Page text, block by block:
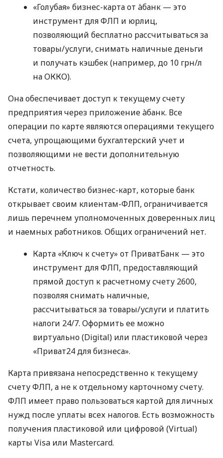
«Голубая» бизнес-карта от àбанк — это
инструмент для ФЛП и юрлиц,
позволяющий бесплатно рассчитываться за
товары/услуги, снимать наличные деньги
и получать кэшбек (например, до 10 грн/л
на ОККО).
Она обеспечивает доступ к текущему счету
предприятия через приложение àбанк. Все
операции по карте являются операциями текущего
счета, упрощающими бухгалтерский учет и
позволяющими не вести дополнительную
отчетность.
Кстати, количество бизнес-карт, которые банк
открывает своим клиентам-ФЛП, ограничивается
лишь перечнем уполномоченных доверенных лиц
и наемных работников. Общих ограничений нет.
Карта «Ключ к счету» от ПриватБанк — это
инструмент для ФЛП, предоставляющий
прямой доступ к расчетному счету 2600,
позволяя снимать наличные,
рассчитываться за товары/услуги и платить
налоги 24/7. Оформить ее можно
виртуально (Digital) или пластиковой через
«Приват24 для бизнеса».
Карта привязана непосредственно к текущему
счету ФЛП, а не к отдельному карточному счету.
ФЛП имеет право пользоваться картой для личных
нужд после уплаты всех налогов. Есть возможность
получения пластиковой или цифровой (Virtual)
карты Visa или Mastercard.